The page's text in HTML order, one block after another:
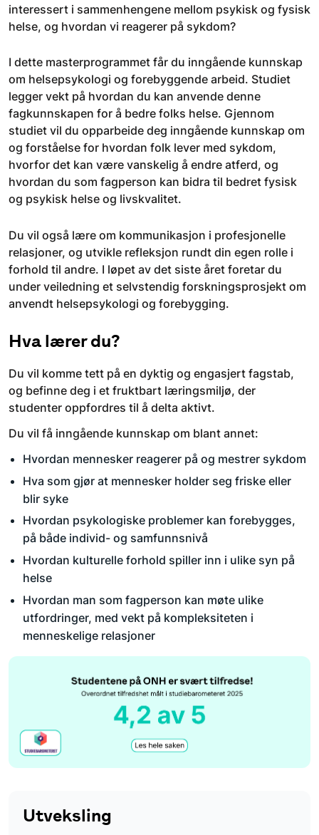
interessert i sammenhengene mellom psykisk og fysisk
helse, og hvordan vi reagerer på sykdom?
I dette masterprogrammet får du inngående kunnskap
om helsepsykologi og forebyggende arbeid. Studiet
legger vekt på hvordan du kan anvende denne
fagkunnskapen for å bedre folks helse. Gjennom
studiet vil du opparbeide deg inngående kunnskap om
og forståelse for hvordan folk lever med sykdom,
hvorfor det kan være vanskelig å endre atferd, og
hvordan du som fagperson kan bidra til bedret fysisk
og psykisk helse og livskvalitet.
Du vil også lære om kommunikasjon i profesjonelle
relasjoner, og utvikle refleksjon rundt din egen rolle i
forhold til andre. I løpet av det siste året foretar du
under veiledning et selvstendig forskningsprosjekt om
anvendt helsepsykologi og forebygging.
Hva lærer du?
Du vil komme tett på en dyktig og engasjert fagstab,
og befinne deg i et fruktbart læringsmiljø, der
studenter oppfordres til å delta aktivt.
Du vil få inngående kunnskap om blant annet:
Hvordan mennesker reagerer på og mestrer sykdom
Hva som gjør at mennesker holder seg friske eller
blir syke
Hvordan psykologiske problemer kan forebygges,
på både individ- og samfunnsnivå
Hvordan kulturelle forhold spiller inn i ulike syn på
helse
Hvordan man som fagperson kan møte ulike
utfordringer, med vekt på kompleksiteten i
menneskelige relasjoner
Utveksling